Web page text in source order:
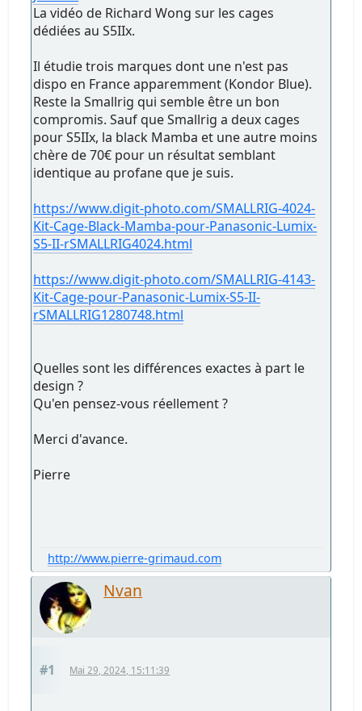
La vidéo de Richard Wong sur les cages
dédiées au S5IIx.
Il étudie trois marques dont une n'est pas
dispo en France apparemment (Kondor Blue).
Reste la Smallrig qui semble être un bon
compromis. Sauf que Smallrig a deux cages
pour S5IIx, la black Mamba et une autre moins
chère de 70€ pour un résultat semblant
identique au profane que je suis.
https://www.digit-photo.com/SMALLRIG-4024-
Kit-Cage-Black-Mamba-pour-Panasonic-Lumix-
S5-II-rSMALLRIG4024.html
https://www.digit-photo.com/SMALLRIG-4143-
Kit-Cage-pour-Panasonic-Lumix-S5-II-
rSMALLRIG1280748.html
Quelles sont les différences exactes à part le
design ?
Qu'en pensez-vous réellement ?
Merci d'avance.
Pierre
http://www.pierre-grimaud.com
Nvan
#1 Mai 29, 2024, 15:11:39